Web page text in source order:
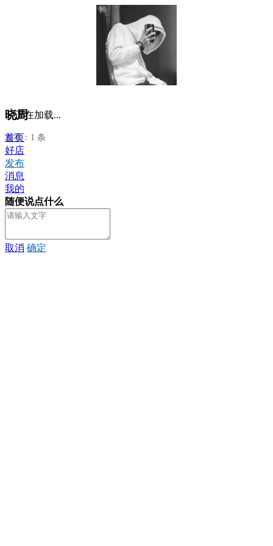
晓周
发布：1 条
正在加载...
首页
好店
发布
消息
我的
随便说点什么
取消 确定